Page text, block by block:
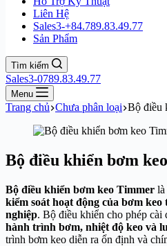
Liên Hệ
Sales3-+84.789.83.49.77
Sản Phẩm
Tìm kiếm
Sales3-0789.83.49.77
Menu
Trang chủ Chưa phân loại Bộ điều
Bộ điều khiển bơm
Bộ điều khiển bơm keo Timmer là
kiểm soát hoạt động của bơm
nghiệp. Bộ điều khiển cho phép cài
hành trình bơm, nhiệt độ keo và
trình bơm keo diễn ra ổn định và